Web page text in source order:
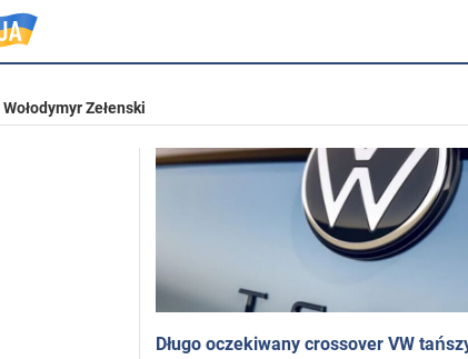
Wołodymyr Zełenski
Długo oczekiwany crossover VW